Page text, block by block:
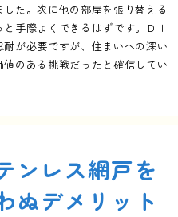
た。次に他の部屋を張り替える
手際よくできるはずです。ＤＩ
が必要ですが、住まいへの深い
のある挑戦だったと確信してい
ンレス網戸を
ぬデメリット